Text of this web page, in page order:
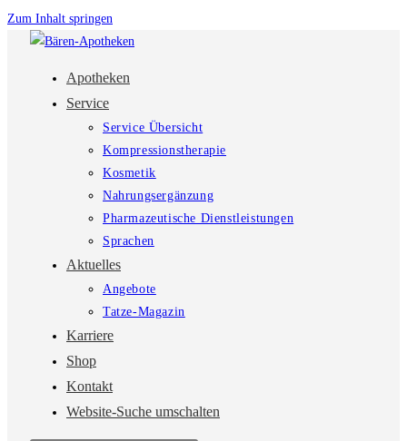
Zum Inhalt springen
Apotheken
Service
Service Übersicht
Kompressionstherapie
Kosmetik
Nahrungsergänzung
Pharmazeutische Dienstleistungen
Sprachen
Aktuelles
Angebote
Tatze-Magazin
Karriere
Shop
Kontakt
Website-Suche umschalten